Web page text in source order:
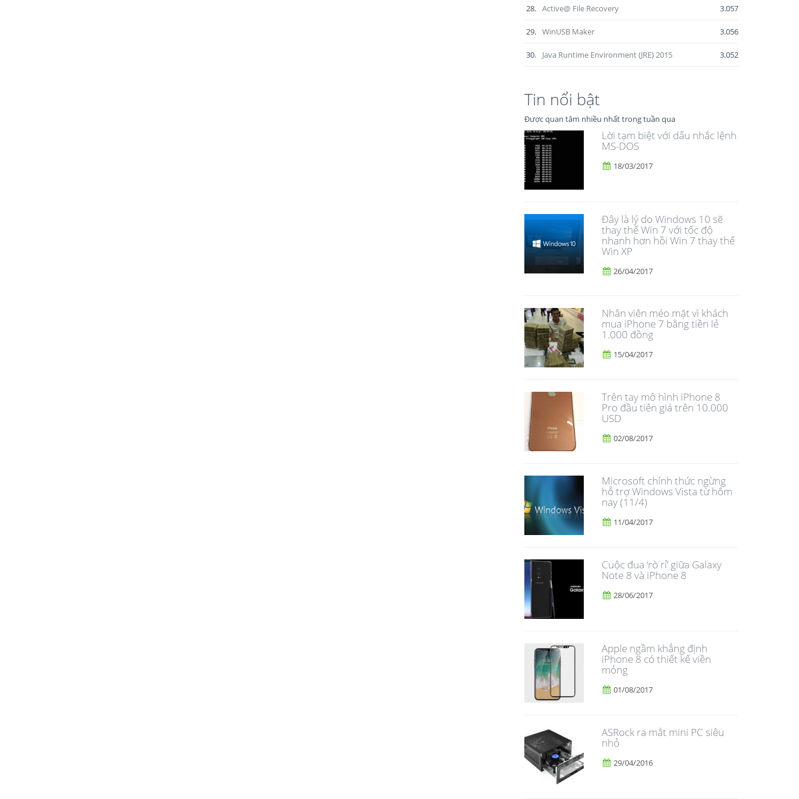
28. Active@ File Recovery 3.057
29. WinUSB Maker 3.056
30. Java Runtime Environment (JRE) 2015 3.052
Tin nổi bật
Được quan tâm nhiều nhất trong tuần qua
Lời tạm biệt với dấu nhắc lệnh
MS-DOS
18/03/2017
Đây là lý do Windows 10 sẽ
thay thế Win 7 với tốc độ
nhanh hơn hồi Win 7 thay thế
Win XP
26/04/2017
Nhân viên méo mặt vì khách
mua iPhone 7 bằng tiền lẻ
1.000 đồng
15/04/2017
Trên tay mô hình iPhone 8
Pro đầu tiên giá trên 10.000
USD
02/08/2017
Microsoft chính thức ngừng
hỗ trợ Windows Vista từ hôm
nay (11/4)
11/04/2017
​Cuộc đua ‘rò rỉ’ giữa Galaxy
Note 8 và iPhone 8
28/06/2017
Apple ngầm khẳng định
iPhone 8 có thiết kế viền
mỏng
01/08/2017
ASRock ra mắt mini PC siêu
nhỏ
29/04/2016